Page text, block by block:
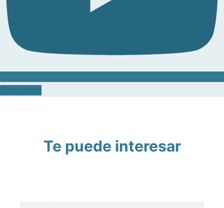
Te puede interesar